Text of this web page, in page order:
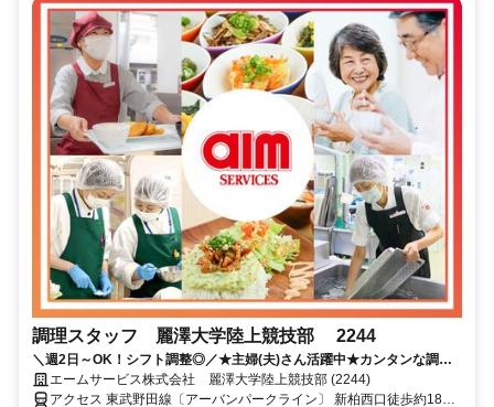
調理スタッフ 麗澤大学陸上競技部 2244
＼週2日～OK！シフト調整◎／★主婦(夫)さん活躍中★カンタンな調理
からスタート★待遇充実の大手企業◎
エームサービス株式会社 麗澤大学陸上競技部 (2244)
アクセス 東武野田線〔アーバンパークライン〕 新柏西口徒歩約18